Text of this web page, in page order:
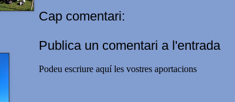
Cap comentari:
Publica un comentari a l'entrada
Podeu escriure aquí les vostres aportacions